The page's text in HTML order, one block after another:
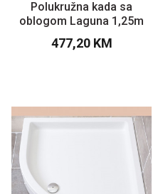
Polukružna kada sa
oblogom Laguna 1,25m
477,20 KM